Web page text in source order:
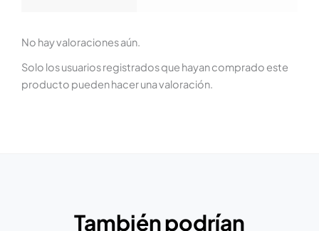
No hay valoraciones aún.
Solo los usuarios registrados que hayan comprado este
producto pueden hacer una valoración.
También podrían